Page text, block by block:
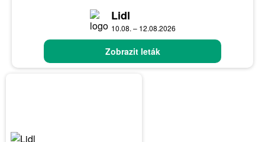
Lidl
10.08. – 12.08.2026
Zobrazit leták